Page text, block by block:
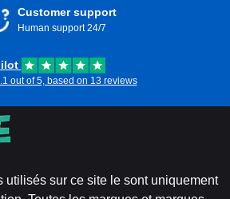
Customer support
Human support 24/7
out of 5, based on 13 reviews
utilisés sur ce site le sont uniquement